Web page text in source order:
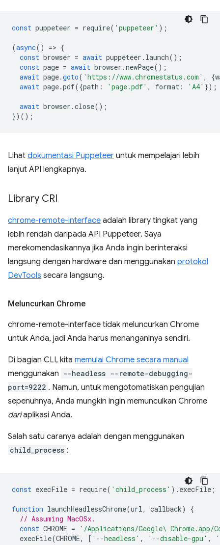
const puppeteer = require( 'puppeteer' );
(async() => {
const browser = await puppeteer . launch();
const page = await browser .newPage();
await page.goto( 'https://www.chromestatus.com' , {
await page.pdf({path : 'page.pdf' , format : 'A4' });
await browser .close();
})();
Lihat dokumentasi Puppeteer untuk mempelajari lebih
lanjut API lengkapnya.
Library CRI
chrome-remote-interface adalah library tingkat yang
lebih rendah daripada API Puppeteer. Saya
merekomendasikannya jika Anda ingin berinteraksi
langsung dengan hardware dan menggunakan protokol
DevTools secara langsung.
Meluncurkan Chrome
chrome-remote-interface tidak meluncurkan Chrome
untuk Anda, jadi Anda harus menanganinya sendiri.
Di bagian CLI, kita memulai Chrome secara manual
menggunakan --headless --remote-debugging-
port=9222 . Namun, untuk mengotomatiskan pengujian
sepenuhnya, Anda mungkin ingin memunculkan Chrome
dariaplikasi Anda.
Salah satu caranya adalah dengan menggunakan
child_process :
const execFile = require( 'child_process' ). execFile ;
function launchHeadlessChrome(url, callback)
{
// Assuming MacOSx.
const CHROME =
'/Applications/Google\ Chrome.app/
execFile(CHROME, [ '--headless' , '--disable-gpu' ,